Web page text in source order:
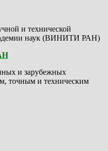
и технической
наук (ВИНИТИ РАН)
и зарубежных
точным и техническим